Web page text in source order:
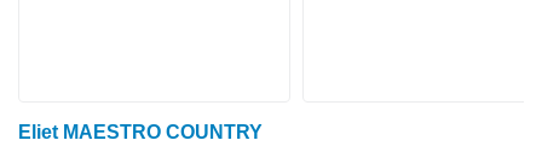
Eliet MAESTRO COUNTRY